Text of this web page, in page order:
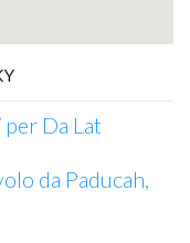
per Da Lat
da Paducah,